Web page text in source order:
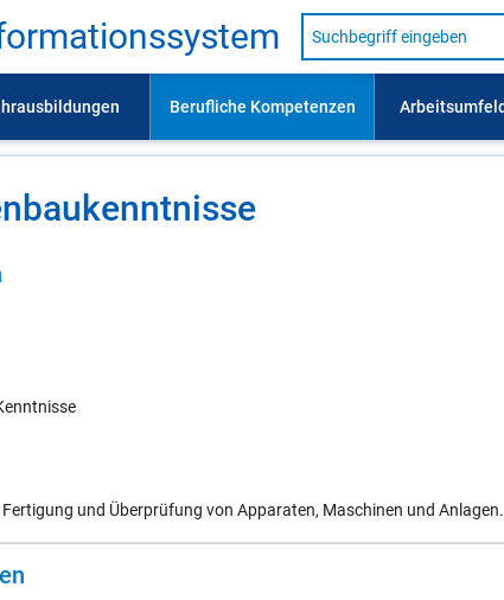
Suche
nach
Lehrausbildung,
usw.
und Überprüfung von Apparaten, Maschinen und Anlagen.